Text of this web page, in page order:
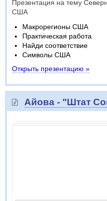
Презентация на тему
США
Макрорегионы США
Практическая работа
Найди соответствие
Символы США
Открыть презентацию »
Айова - "Штат